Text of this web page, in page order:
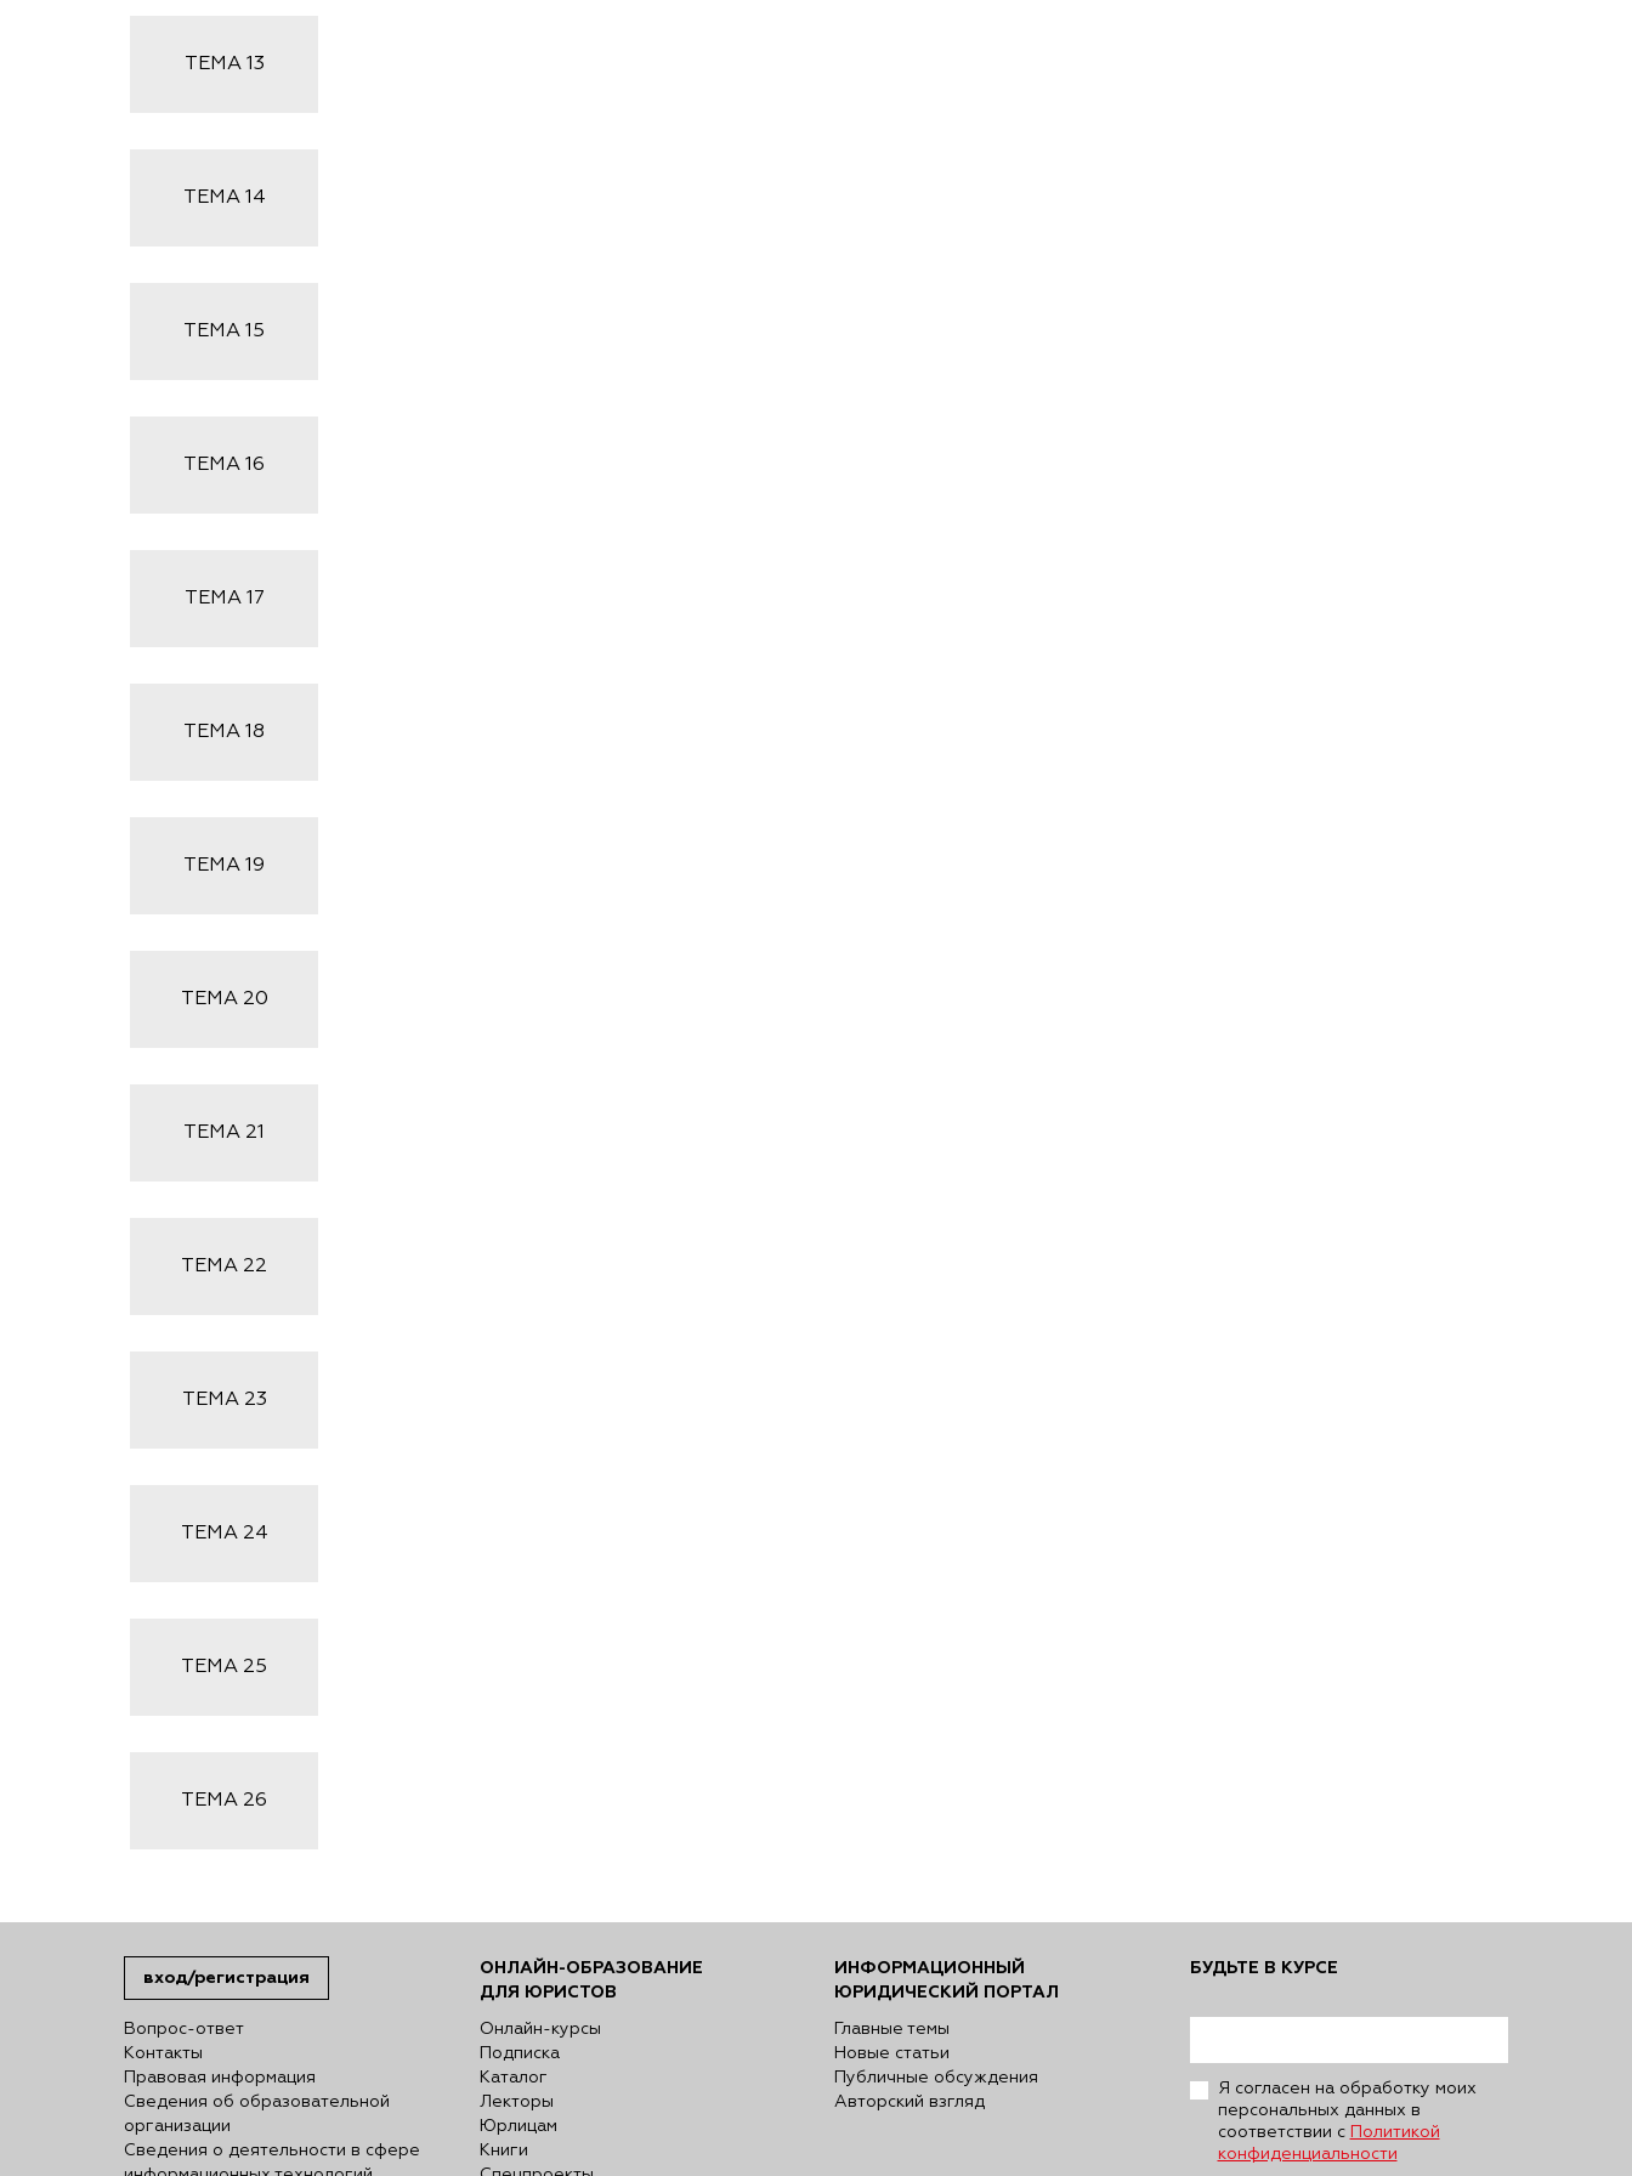
ТЕМА13
ТЕМА14
ТЕМА 15
ТЕМА 16
ТЕМА17
ТЕМА 18
ТЕМА 19
ТЕМА20
ТЕМА 21
ТЕМА 22
ТЕМА23
ТЕМА24
ТЕМА 25
ТЕМА 26
вход/регистрация
Вопрос-ответ
Контакты
Правовая информация
Сведения об образовательной
организации
Сведения о деятельности в сфере
ОНЛАЙН-ОБРАЗОВАНИЕ
ДЛЯ ЮРИСТОВ
Онлайн-курсы
Подписка
Каталог
Лекторы
Юрлицам
Книги
ИНФОРМАЦИОННЫЙ
ЮРИДИЧЕСКИЙ ПОРТАЛ
Главные темы
Новые статьи
Публичные обсуждения
Авторский взгляд
БУДЬТЕ В КУРСЕ
Я согласен на обработку моих
персональных данных в
соответствии с Политикой
конфиденциальности